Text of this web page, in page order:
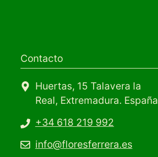
Contacto
Huertas, 15 Talavera la
Real, Extremadura. España
+34 618 219 992
info@floresferrera.es